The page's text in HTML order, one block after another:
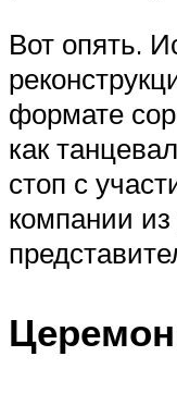
Вот опять.
формате
как
стоп с
компании